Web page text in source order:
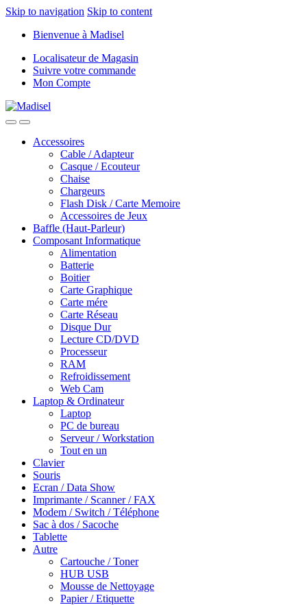
Skip to navigation Skip to content
Bienvenue à Madisel
Localisateur de Magasin
Suivre votre commande
Mon Compte
Accessoires
Cable / Adapteur
Casque / Ecouteur
Chaise
Chargeurs
Flash Disk / Carte Memoire
Accessoires de Jeux
Baffle (Haut-Parleur)
Composant Informatique
Alimentation
Batterie
Boitier
Carte Graphique
Carte mére
Carte Réseau
Disque Dur
Lecture CD/DVD
Processeur
RAM
Refroidissement
Web Cam
Laptop & Ordinateur
Laptop
PC de bureau
Serveur / Workstation
Tout en un
Clavier
Souris
Ecran / Data Show
Imprimante / Scanner / FAX
Modem / Switch / Téléphone
Sac à dos / Sacoche
Tablette
Autre
Cartouche / Toner
HUB USB
Mousse de Nettoyage
Papier / Etiquette